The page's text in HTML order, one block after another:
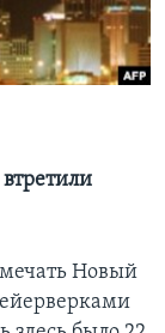
Новый